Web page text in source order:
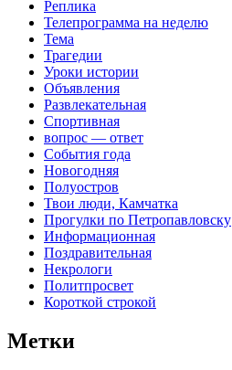
Реплика
Телепрограмма на неделю
Тема
Трагедии
Уроки истории
Объявления
Развлекательная
Спортивная
вопрос — ответ
События года
Новогодняя
Полуостров
Твои люди, Камчатка
Прогулки по Петропавловску
Информационная
Поздравительная
Некрологи
Политпросвет
Короткой строкой
Метки